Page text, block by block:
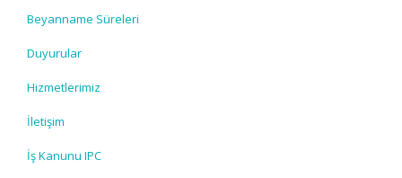
Beyanname Süreleri
Duyurular
Hizmetlerimiz
İletişim
İş Kanunu IPC